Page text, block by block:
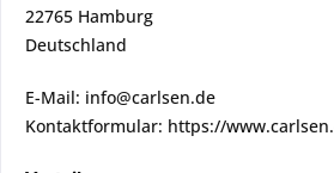
22765 Hamburg
Deutschland
E-Mail: info@carlsen.de
Kontaktformular: https://